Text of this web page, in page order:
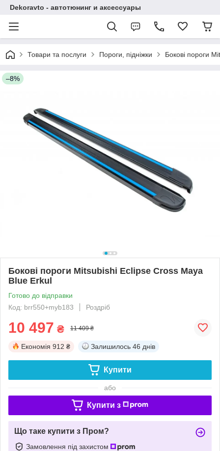
Dekoravto - автотюнинг и аксессуары
Товари та послуги Пороги, підніжки Бокові пороги
–8%
Бокові пороги Mitsubishi Eclipse Cross Maya
Blue Erkul
Готово до відправки
Код: brr550+myb183
Роздріб
10 497 ₴ 11 409 ₴
Економія 912 ₴ Залишилось 46 днів
Купити
або
Купити з
Що таке купити з Пром?
Замовлення під захистом